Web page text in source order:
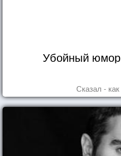
Убойный юмор
Сказал -